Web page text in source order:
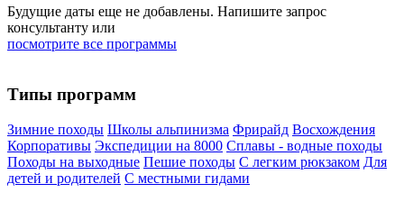
Будущие даты еще не добавлены. Напишите запрос
консультанту или
посмотрите все программы
Типы программ
Зимние походы Школы альпинизма Фрирайд Восхождения
Корпоративы Экспедиции на 8000 Сплавы - водные походы
Походы на выходные Пешие походы С легким рюкзаком Для
детей и родителей С местными гидами